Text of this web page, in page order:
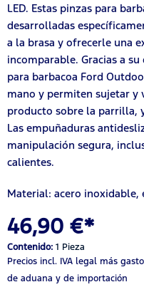
LED. Estas pinzas para
desarrolladas
a la brasa y ofrecerle una
incomparable. Gracias a
para barbacoa Ford
mano y permiten sujetar y
producto sobre la parrilla,
Las empuñaduras
manipulación segura,
calientes.
Material: acero inoxidable,
46,90 €*
Contenido: 1 Pieza
Precios incl. IVA legal más
de aduana y de importación